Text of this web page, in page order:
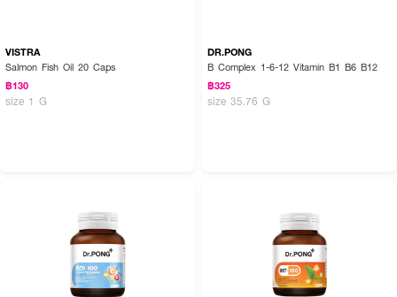
● ซิงค์ในรูปแบบ Zinc Bisglycinate ดูดซึมได้ดีที่สุด
● ปริมาณ ZINC 15 mg – สูงสุดตามที่ อย. ไทยกำหนด
● เหมาะกับผู้ที่เป็นสิว ผู้ที่ฟื้นฟูจากการอักเสบ หรือรับประทานอาหารไม่ครบหมู่
● ไม่มีสีสังเคราะห์ ไม่มีน้ำตาล ไม่มีสารกันเสีย
● เลขที่จดแจ้ง อย.: 10-1-17960-5-0127
VISTRA
Salmon Fish Oil 20 Caps
฿130
size 1 G
DR.PONG
B Complex 1-6-12 Vitamin B1 B6 B12
฿325
size 35.76 G